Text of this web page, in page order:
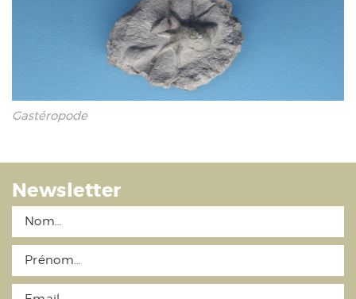
Gastéropode
Newsletter